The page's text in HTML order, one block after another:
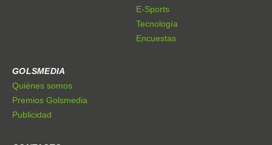
E-Sports
Tecnología
Encuestas
GOLSMEDIA
Quiénes somos
Premios Golsmedia
Publicidad